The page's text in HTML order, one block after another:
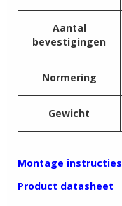
Aantal
bevestigingen
Normering
Gewicht
Montage instructies
Product datasheet